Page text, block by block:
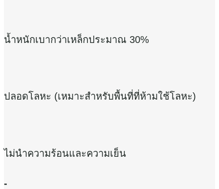
น้ำหนักเบากว่าเหล็กประมาณ 30%
ปลอดโลหะ (เหมาะสำหรับพื้นที่ที่ห้ามใช้โลหะ)
ไม่นำความร้อนและความเย็น
-